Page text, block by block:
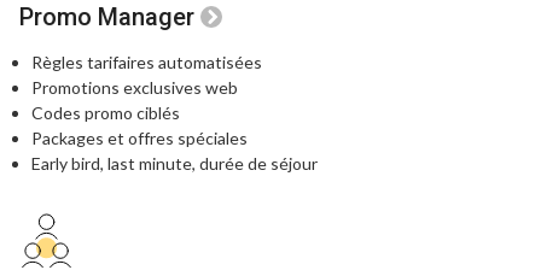
Promo Manager
Règles tarifaires automatisées
Promotions exclusives web
Codes promo ciblés
Packages et offres spéciales
Early bird, last minute, durée de séjour